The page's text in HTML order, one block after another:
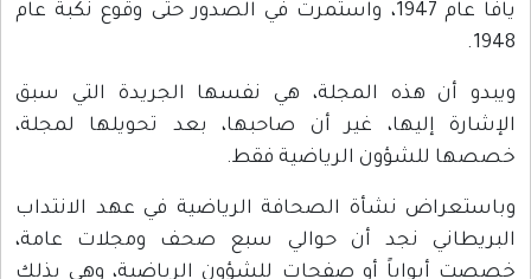
يافا عام 1947، واستمرت في الصدور حتى وقوع نكبة عام
1948.
ويبدو أن هذه المجلة، هي نفسها الجريدة التي سبق
الإشارة إليها، غير أن صاحبها، بعد تحويلها لمجلة،
خصصها للشؤون الرياضية فقط.
وباستعراض نشأة الصحافة الرياضية في عهد الانتداب
البريطاني نجد أن حوالي سبع صحف ومجلات عامة،
خصصت أبواباً أو صفحات للشؤون الرياضية، وهي بذلك